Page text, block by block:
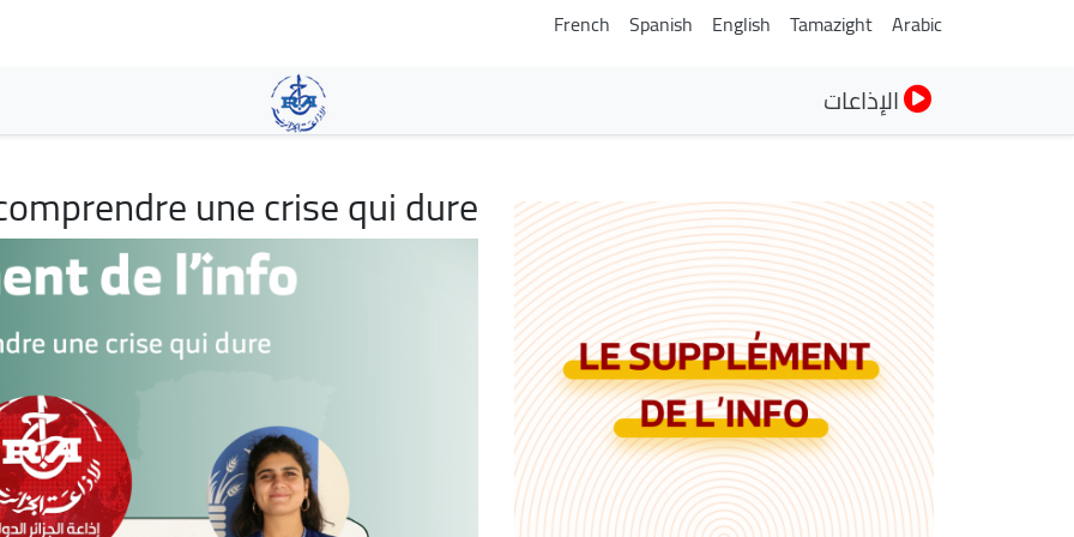
Arabic
Tamazight
English
Spanish
French
الإذاعات
une crise qui dure